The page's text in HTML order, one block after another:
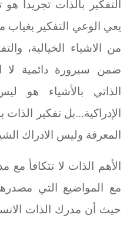
التفكير بالذات تجريدا
يعي الوعي التفكير بغياب
من الاشياء الخيالية،
ضمن سيرورة دائمية لا
الذاتي بالأشياء هو
الإدراكية...بل تفكير
المعرفة وليس الادراك
الأهم الذات لا تتكافأ مع
مع المواضيع التي
حيث أن مدرك الذات